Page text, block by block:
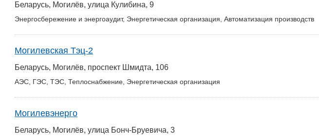
Беларусь, Могилёв, улица Кулибина, 9
Энергосбережение и энергоаудит, Энергетическая организация, Автоматизация производств
Могилевская Тэц-2
Беларусь, Могилёв, проспект Шмидта, 106
АЭС, ГЭС, ТЭС, Теплоснабжение, Энергетическая организация
Могилевэнерго
Беларусь, Могилёв, улица Бонч-Бруевича, 3